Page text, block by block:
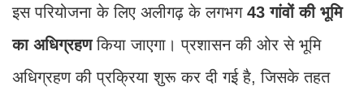
इस परियोजना के लिए अलीगढ़ के लगभग 43 गांवों की भूमि
का अधिग्रहणकिया जाएगा। प्रशासन की ओर से भूमि
अधिग्रहण की प्रक्रिया शुरू कर दी गई है, जिसके तहत